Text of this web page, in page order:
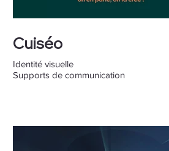
Cuiséo
Identité visuelle
Supports de communication